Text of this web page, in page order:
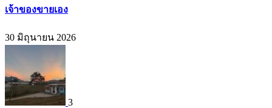
เจ้าของขายเอง
30 มิถุนายน 2026
3